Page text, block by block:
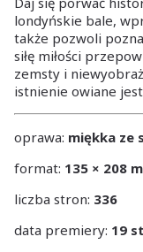
londyńskie bale,
także pozwoli
siłę miłości
zemsty i
istnienie owiane
oprawa: miękka ze
format: 135 × 208
liczba stron: 336
data premiery: 19